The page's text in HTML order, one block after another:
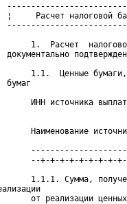
Расчет налоговой
Расчет  налоговой
Ценные бумаги,
источника
+-+-+-+-+-+-+-+-+-+-+-
Сумма, полученная
реализации ценных